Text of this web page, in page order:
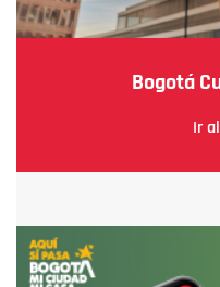
Bogotá
Ir